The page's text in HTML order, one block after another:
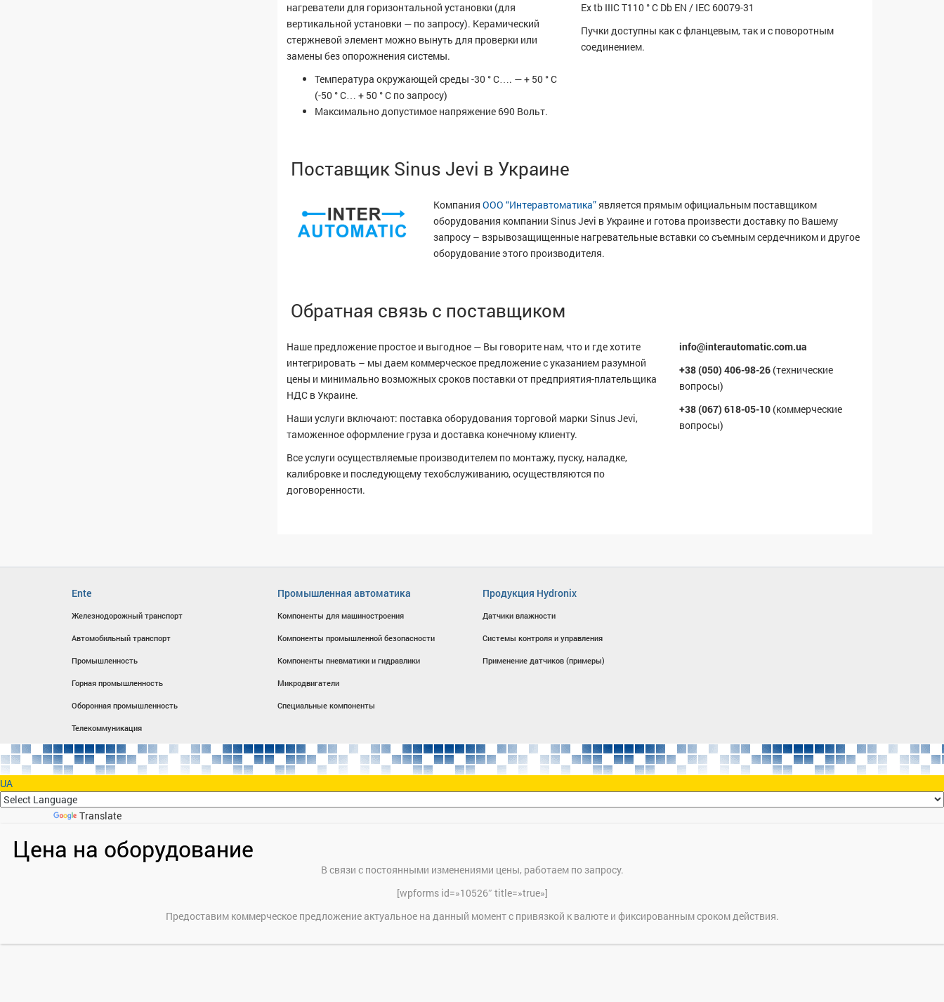
нагреватели для горизонтальной установки (для
вертикальной установки — по запросу). Керамический
стержневой элемент можно вынуть для проверки или
замены без опорожнения системы.
Температура окружающей среды -30 ° C…. — + 50 ° C
(-50 ° C… + 50 ° C по запросу)
Максимально допустимое напряжение 690 Вольт.
Ex tb IIIC T110 ° C Db EN / IEC 60079-31
Пучки доступны как с фланцевым, так и с поворотным
соединением.
Поставщик Sinus Jevi в Украине
КомпанияООО “Интеравтоматика”является прямым официальным поставщиком
оборудования компании Sinus Jevi в Украине и готова произвести доставку по Вашему
запросу – взрывозащищенные нагревательные вставки со съемным сердечником и другое
оборудование этого производителя.
Обратная связь с поставщиком
Наше предложение простое и выгодное — Вы говорите нам, что и где хотите
интегрировать – мы даем коммерческое предложение с указанием разумной
цены и минимально возможных сроков поставки от предприятия-плательщика
НДС в Украине.
Наши услуги включают: поставка оборудования торговой марки Sinus Jevi,
таможенное оформление груза и доставка конечному клиенту.
Все услуги осуществляемые производителем по монтажу, пуску, наладке,
калибровке и последующему техобслуживанию, осуществляются по
договоренности.
info@interautomatic.com.ua
+38 (050) 406-98-26 (технические
вопросы)
+38 (067) 618-05-10 (коммерческие
вопросы)
Ente
Железнодорожный транспорт
Автомобильный транспорт
Промышленность
Горная промышленность
Оборонная промышленность
Телекоммуникация
Промышленная автоматика
Компоненты для машиностроения
Компоненты промышленной безопасности
Компоненты пневматики и гидравлики
Микродвигатели
Специальные компоненты
Продукция Hydronix
Датчики влажности
Системы контроля и управления
Применение датчиков (примеры)
UA
Translate
Цена на оборудование
В связи с постоянными изменениями цены, работаем по запросу.
[wpforms id=»10526″ title=»true»]
Предоставим коммерческое предложение актуальное на данный момент с привязкой к валюте и фиксированным сроком действия.